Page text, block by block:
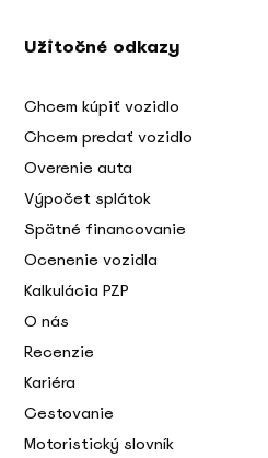
Užitočné odkazy
Chcem kúpiť vozidlo
Chcem predať vozidlo
Overenie auta
Výpočet splátok
Spätné financovanie
Ocenenie vozidla
Kalkulácia PZP
O nás
Recenzie
Kariéra
Cestovanie
Motoristický slovník